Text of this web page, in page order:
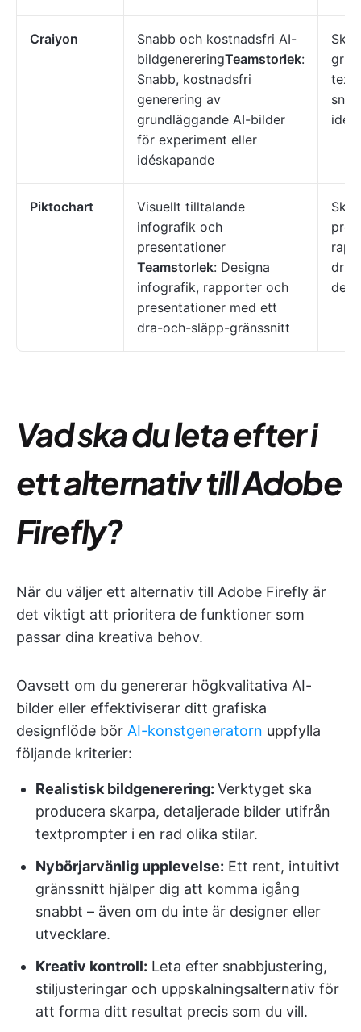
Craiyon
Snabb och kostnadsfri AI-
bildgenereringTeamstorlek:
Snabb, kostnadsfri
generering av
grundläggande AI-bilder
för experiment eller
idéskapande
Piktochart
Visuellt tilltalande
infografik och
presentationer
Teamstorlek: Designa
infografik, rapporter och
presentationer med ett
dra-och-släpp-gränssnitt
Vad ska du leta efter i
ett alternativ till Adobe
Firefly?
När du väljer ett alternativ till Adobe Firefly är
det viktigt att prioritera de funktioner som
passar dina kreativa behov.
Oavsett om du genererar högkvalitativa AI-
bilder eller effektiviserar ditt grafiska
designflöde bör AI-konstgeneratorn uppfylla
följande kriterier:
Realistisk bildgenerering: Verktyget ska
producera skarpa, detaljerade bilder utifrån
textprompter i en rad olika stilar.
Nybörjarvänlig upplevelse: Ett rent, intuitivt
gränssnitt hjälper dig att komma igång
snabbt – även om du inte är designer eller
utvecklare.
Kreativ kontroll: Leta efter snabbjustering,
stiljusteringar och uppskalningsalternativ för
att forma ditt resultat precis som du vill.